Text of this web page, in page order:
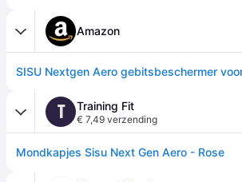
Amazon
T Training Fit
€ 7,49 verzending
Mondkapjes Sisu Next Gen Aero - Rose